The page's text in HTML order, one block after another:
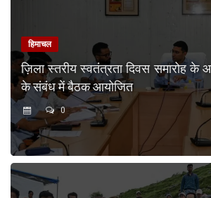
हिमाचल
ज़िला स्तरीय स्वतंत्रता दिवस समारोह के
के संबंध में बैठक आयोजित
0